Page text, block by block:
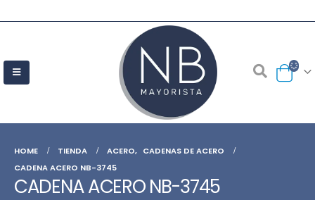
HOME TIENDA ACERO, CADENAS DE ACERO
CADENA ACERO NB-3745
CADENA ACERO NB-3745